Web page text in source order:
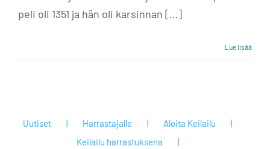
peli oli 1351 ja hän oli karsinnan […]
Lue lisää
Uutiset Harrastajalle
Aloita Keilailu
Keilailu harrastuksena